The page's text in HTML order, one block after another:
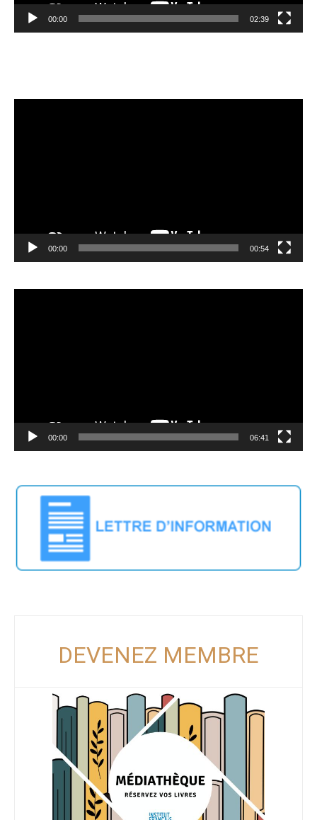
00:00 02:39
00:00 00:54
00:00 06:41
DEVENEZ MEMBRE